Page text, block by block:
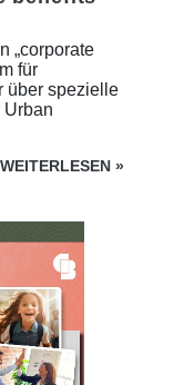
„corporate
für
über spezielle
Urban
WEITERLESEN »